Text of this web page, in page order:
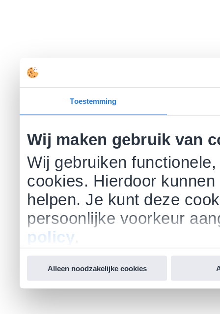
Toestemming
Wij maken gebruik van
Wij gebruiken
cookies. Hierdoor
helpen. Je kunt deze
persoonlijke voorkeur
policy
Alleen noodzakelijke cookies